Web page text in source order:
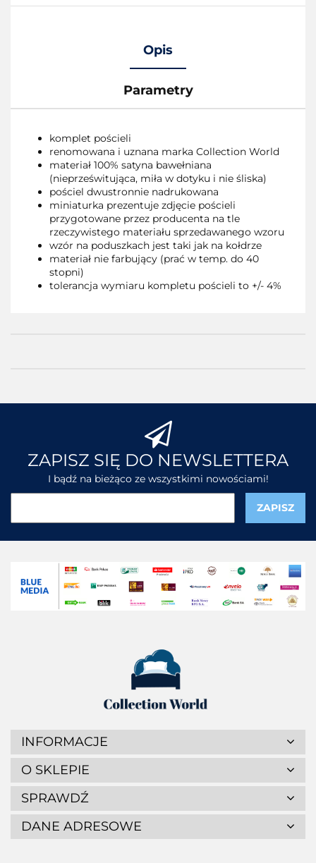
Opis
Parametry
komplet pościeli
renomowana i uznana marka Collection World
materiał 100% satyna bawełniana
(nieprześwitująca, miła w dotyku i nie śliska)
pościel dwustronnie nadrukowana
miniaturka prezentuje zdjęcie pościeli
przygotowane przez producenta na tle
rzeczywistego materiału sprzedawanego wzoru
wzór na poduszkach jest taki jak na kołdrze
materiał nie farbujący (prać w temp. do 40
stopni)
tolerancja wymiaru kompletu pościeli to +/- 4%
ZAPISZ SIĘ DO NEWSLETTERA
I bądź na bieżąco ze wszystkimi nowościami!
INFORMACJE
O SKLEPIE
SPRAWDŹ
DANE ADRESOWE